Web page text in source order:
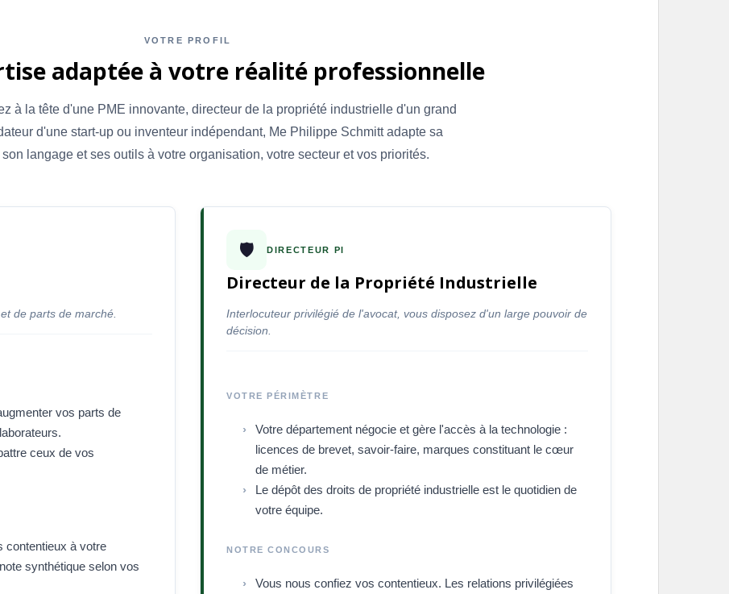
VOTRE PROFIL
adaptée à votre réalité professionnelle
à la tête d'une PME innovante, directeur de la propriété industrielle d'un grand
d'une start-up ou inventeur indépendant, Me Philippe Schmitt adapte sa
langage et ses outils à votre organisation, votre secteur et vos priorités.
de parts de marché.
vos parts de
ceux de vos
contentieux à votre
synthétique selon vos
🛡️ DIRECTEUR PI
Directeur de la Propriété Industrielle
Interlocuteur privilégié de l'avocat, vous disposez d'un large pouvoir de
décision.
VOTRE PÉRIMÈTRE
Votre département négocie et gère l'accès à la technologie :
licences de brevet, savoir-faire, marques constituant le cœur
de métier.
Le dépôt des droits de propriété industrielle est le quotidien de
votre équipe.
NOTRE CONCOURS
Vous nous confiez vos contentieux. Les relations privilégiées